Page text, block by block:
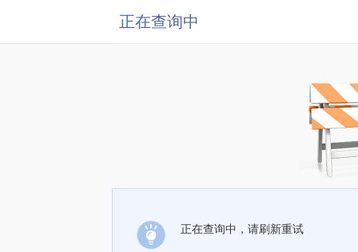
正在查询中
正在查询中，请刷新重试